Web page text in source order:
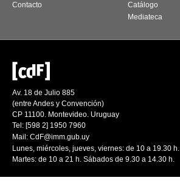
Contacto
Catálogo
Mediateca
Av. 18 de Julio 885
(entre Andes y Convención)
CP 11100. Montevideo. Uruguay
Tel: [598 2] 1950 7960
Mail: CdF@imm.gub.uy
Lunes, miércoles, jueves, viernes: de 10 a 19.30 h.
Martes: de 10 a 21 h. Sábados de 9.30 a 14.30 h.